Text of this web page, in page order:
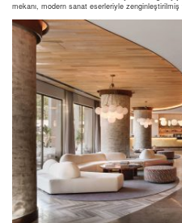
mekanı, modern sanat eserleriyle